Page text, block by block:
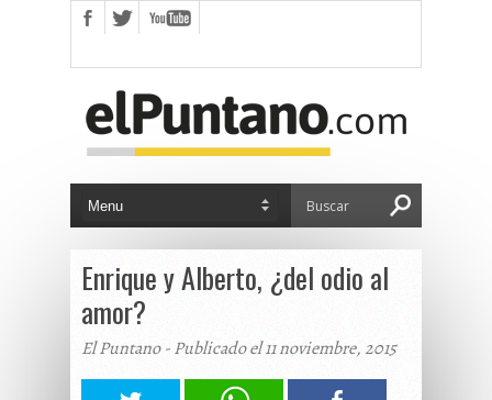
Enrique y Alberto, ¿del odio al
amor?
El Puntano - Publicado el 11 noviembre, 2015